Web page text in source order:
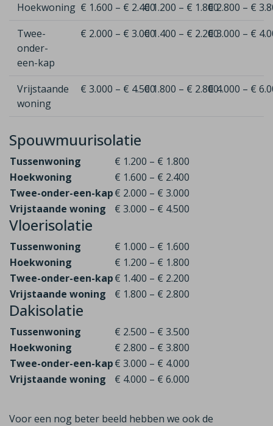
Hoekwoning € 1.600 – € 2.400€ 1.200 – € 1.800€ 2.800 – €
Twee-
onder-
een-kap
€ 2.000 – € 3.000€ 1.400 – € 2.200€ 3.000 – €
Vrijstaande
woning
€ 3.000 – € 4.500€ 1.800 – € 2.800€ 4.000 – €
Spouwmuurisolatie
Tussenwoning
€ 1.200 – € 1.800
Hoekwoning
€ 1.600 – € 2.400
Twee-onder-een-kap€ 2.000 – € 3.000
Vrijstaande woning
€ 3.000 – € 4.500
Vloerisolatie
Tussenwoning
€ 1.000 – € 1.600
Hoekwoning
€ 1.200 – € 1.800
Twee-onder-een-kap€ 1.400 – € 2.200
Vrijstaande woning
€ 1.800 – € 2.800
Dakisolatie
Tussenwoning
€ 2.500 – € 3.500
Hoekwoning
€ 2.800 – € 3.800
Twee-onder-een-kap€ 3.000 – € 4.000
Vrijstaande woning
€ 4.000 – € 6.000
Voor een nog beter beeld hebben we ook de